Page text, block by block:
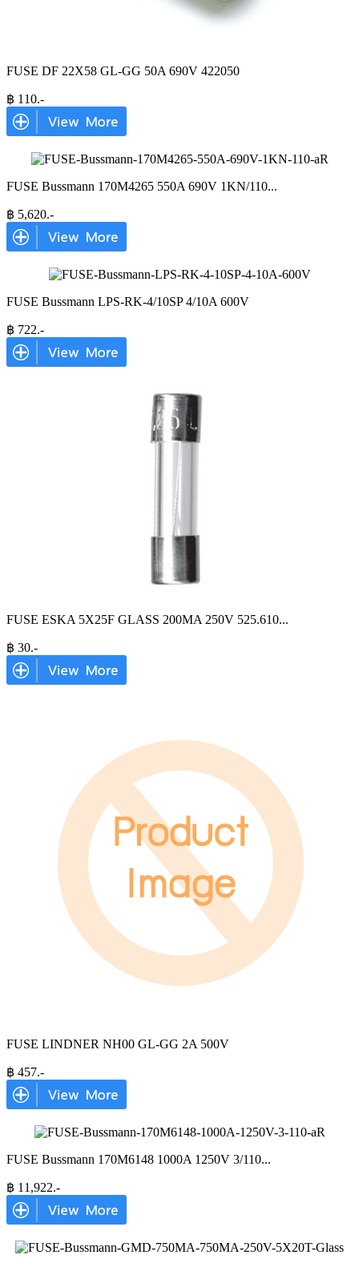
FUSE DF 22X58 GL-GG 50A 690V 422050
฿ 110.-
FUSE Bussmann 170M4265 550A 690V 1KN/110...
฿ 5,620.-
FUSE Bussmann LPS-RK-4/10SP 4/10A 600V
฿ 722.-
FUSE ESKA 5X25F GLASS 200MA 250V 525.610...
฿ 30.-
FUSE LINDNER NH00 GL-GG 2A 500V
฿ 457.-
FUSE Bussmann 170M6148 1000A 1250V 3/110...
฿ 11,922.-